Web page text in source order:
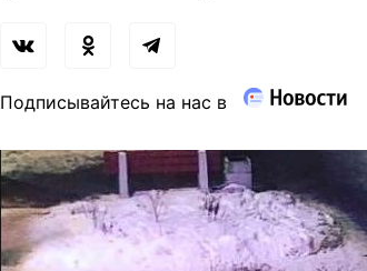
Подписывайтесь на нас в